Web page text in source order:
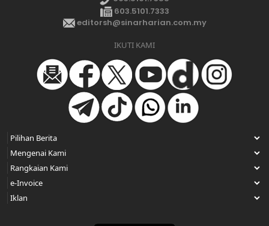
603.5101.7333
editorsh@sinarharian.com.my
IKUTI KAMI